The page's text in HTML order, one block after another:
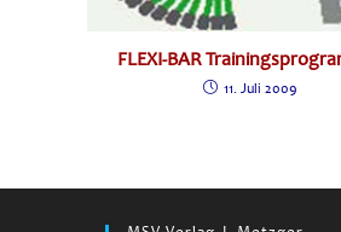
FLEXI-BAR
11. Juli 2009